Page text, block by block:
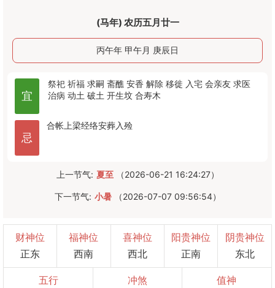
(马年) 农历五月廿一
丙午年 甲午月 庚辰日
宜
祭祀 祈福 求嗣 斋醮 安香 解除 移徙 入宅 会亲友 求医
治病 动土 破土 开生坟 合寿木
忌
合帐 上梁经络安葬入殓
上一节气: 夏至 （2026-06-21 16:24:27）
下一节气: 小暑 （2026-07-07 09:56:54）
财神位
正东
福神位
西南
喜神位
西北
阳贵神位
正南
阴贵神位
东北
五行
冲煞
值神